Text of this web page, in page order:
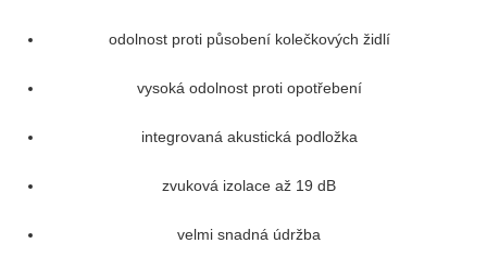
odolnost proti působení kolečkových židlí
vysoká odolnost proti opotřebení
integrovaná akustická podložka
zvuková izolace až 19 dB
velmi snadná údržba